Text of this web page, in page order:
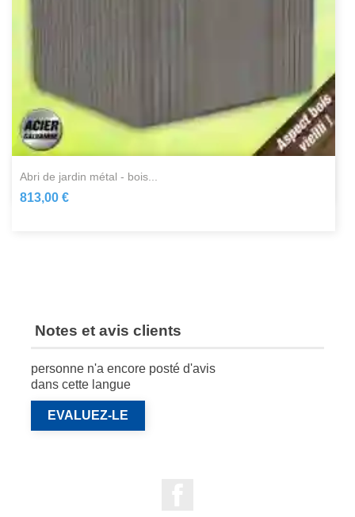
abri de jardin métal - bois...
813,00 €
Notes et avis clients
personne n'a encore posté d'avis
dans cette langue
EVALUEZ-LE